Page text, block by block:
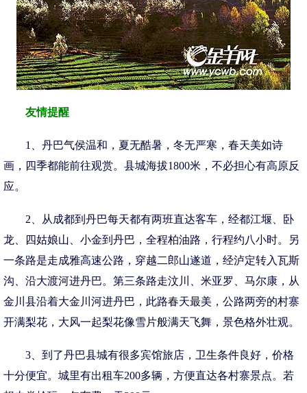
友情提醒
1、丹巴气侯温和，夏无酷暑，冬无严寒，春天美如诗
画，四季都能前往观赏。县城海拔1800米，不必担心有高原反
应。
2、从成都到丹巴每天都有两班直达客车，经都江堰、卧
龙、四姑娘山、小金到丹巴，全程柏油路，行程约八小时。另
一条路是走成雅高速公路，穿越二郎山遂道，经泸定转入瓦斯
沟、沿大渡河进丹巴。第三条路走汶川、米亚罗、马尔康，从
金川县沿着大金川河进丹巴，此路春天最美，公路两旁的村寨
开满梨花，大风一起梨花像雪片般满天飞舞，景色格外壮观。
3、到了丹巴县城有很多宾馆旅店，卫生条件良好，价格
十分便宜。城里有出租车200多辆，方便直达各村寨景点。若